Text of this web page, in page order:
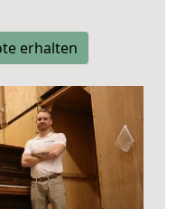
erhalten